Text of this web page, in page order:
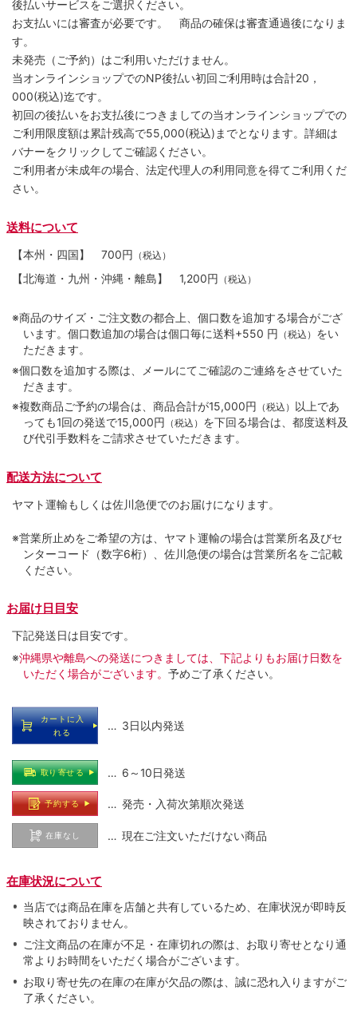
後払いサービスをご選択ください。
お支払いには審査が必要です。 商品の確保は審査通過後になりま
す。
未発売（ご予約）はご利用いただけません。
当オンラインショップでのNP後払い初回ご利用時は合計20，
000(税込)迄です。
初回の後払いをお支払後につきましての当オンラインショップでの
ご利用限度額は累計残高で55,000(税込)までとなります。詳細は
バナーをクリックしてご確認ください。
ご利用者が未成年の場合、法定代理人の利用同意を得てご利用くだ
さい。
送料について
【本州・四国】 700円 （税込）
【北海道・九州・沖縄・離島】 1,200円 （税込）
※商品のサイズ・ご注文数の都合上、個口数を追加する場合がござ
います。個口数追加の場合は個口毎に送料+550 円 （税込） をい
ただきます。
※個口数を追加する際は、メールにてご確認のご連絡をさせていた
だきます。
※複数商品ご予約の場合は、商品合計が15,000円 （税込） 以上であ
っても1回の発送で15,000円 （税込） を下回る場合は、都度送料及
び代引手数料をご請求させていただきます。
配送方法について
ヤマト運輸もしくは佐川急便でのお届けになります。
※営業所止めをご希望の方は、ヤマト運輸の場合は営業所名及びセ
ンターコード（数字6桁）、佐川急便の場合は営業所名をご記載
ください。
お届け日目安
下記発送日は目安です。
※沖縄県や離島への発送につきましては、下記よりもお届け日数を
いただく場合がございます。 予めご了承ください。
カートに入
れる
… 3日以内発送
取り寄せる … 6～10日発送
予約する … 発売・入荷次第順次発送
在庫なし … 現在ご注文いただけない商品
在庫状況について
当店では商品在庫を店舗と共有しているため、在庫状況が即時反
映されておりません。
ご注文商品の在庫が不足・在庫切れの際は、お取り寄せとなり通
常よりお時間をいただく場合がございます。
お取り寄せ先の在庫の在庫が欠品の際は、誠に恐れ入りますがご
了承ください。